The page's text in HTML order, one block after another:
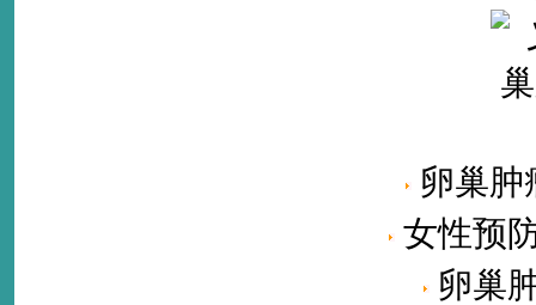
卵巢肿
女性预
卵巢